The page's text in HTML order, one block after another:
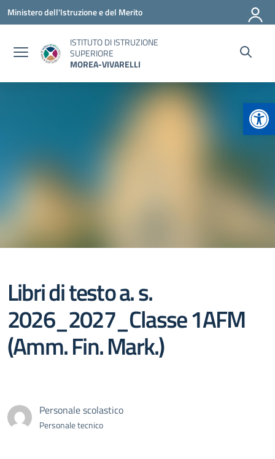
Vai ai contenuti
Vai al menu di navigazione
Vai al footer
Ministero dell'Istruzione e del Merito
ISTITUTO DI ISTRUZIONE
SUPERIORE
MOREA-VIVARELLI
Libri di testo a. s.
2026_2027_Classe 1AFM
(Amm. Fin. Mark.)
Personale scolastico
Personale tecnico